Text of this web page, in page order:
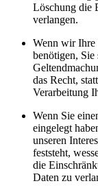
Löschung die
verlangen.
Wenn wir Ihre
benötigen,
das Recht,
Verarbeitung
Wenn Sie
eingelegt
unseren
feststeht,
die
Daten zu